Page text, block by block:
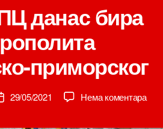
данас бира
приморског
29/05/2021 Нема коментарана